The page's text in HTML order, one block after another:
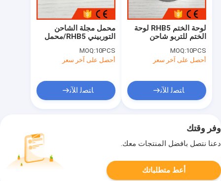
محمل مجلة الشاحن
التوربيني RHB5/محمل
MOQ:10PCS
أحصل على آخر سعر
ﺎﺘﺼﻟ ﺍﻶﻧ
لوحة الختم RHB5 لوحة
الختم للتربو شاحن
MOQ:10PCS
أحصل على آخر سعر
ﺎﺘﺼﻟ ﺍﻶﻧ
وفر وقتك
دعنا نتصل بأفضل المنتجات معك.
أعط متطلباتك